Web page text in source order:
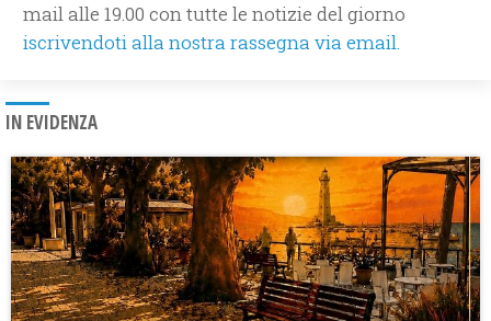
mail alle 19.00 con tutte le notizie del giorno
iscrivendoti alla nostra rassegna via email.
IN EVIDENZA